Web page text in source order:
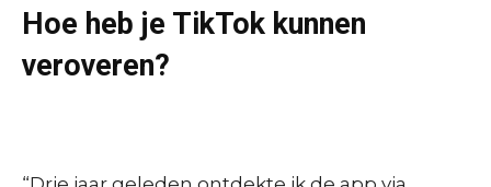
Hoe heb je TikTok kunnen
veroveren?